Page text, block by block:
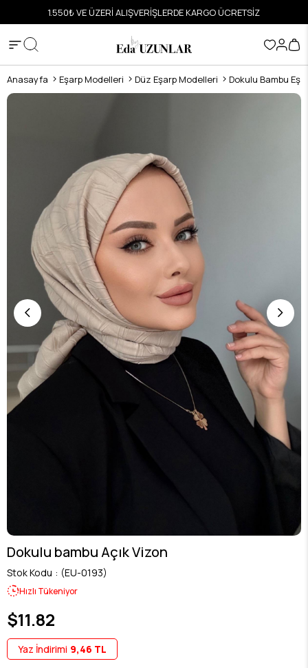
ÜCRETSİZ HIZLI VE GÜVENLİ ALIŞVERİŞ
Anasayfa Eşarp Modelleri Düz Eşarp Modelleri Dokulu Bambu
Dokulu bambu Açık Vizon
Stok Kodu (EU-0193)
Hızlı Tükeniyor
$11.82
Yaz İndirimi 9,46 TL